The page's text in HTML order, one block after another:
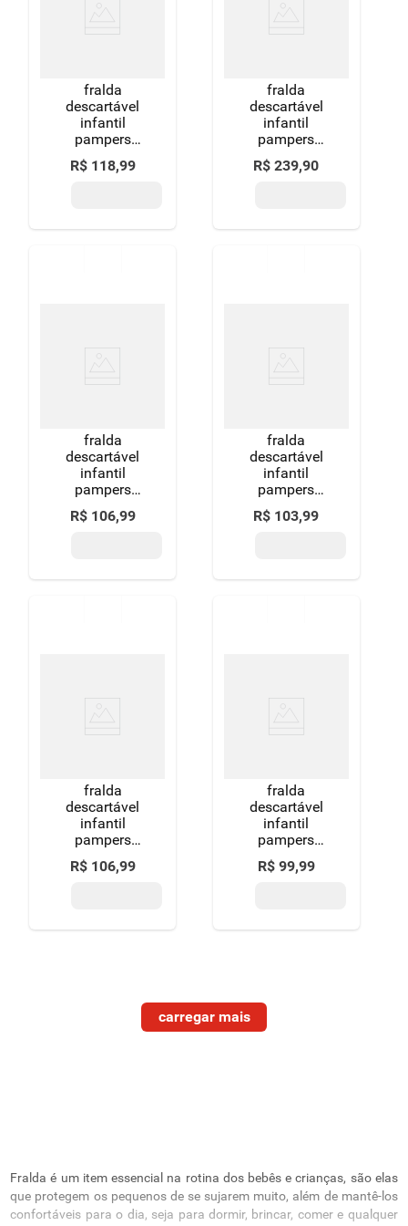
fralda
descartável
infantil
pampers
supersec m 6
a 10kg pacote
R$ 118,99
fralda
descartável
infantil
pampers
premium care
g 9 a 13kg
R$ 239,90
fralda
descartável
infantil
pampers
confort sec g 9
a 13kg pacote
R$ 106,99
fralda
descartável
infantil
pampers
supersequinha
xxg pacote 50
R$ 103,99
fralda
descartável
infantil
pampers
confort sec m
6 a 10kg
R$ 106,99
fralda
descartável
infantil
pampers
supersequinha
m pacote 68
R$ 99,99
Fralda é um item essencial na rotina dos bebês e crianças, são elas
que protegem os pequenos de se sujarem muito, além de mantê-los
confortáveis para o dia, seja para dormir, brincar, comer e qualquer